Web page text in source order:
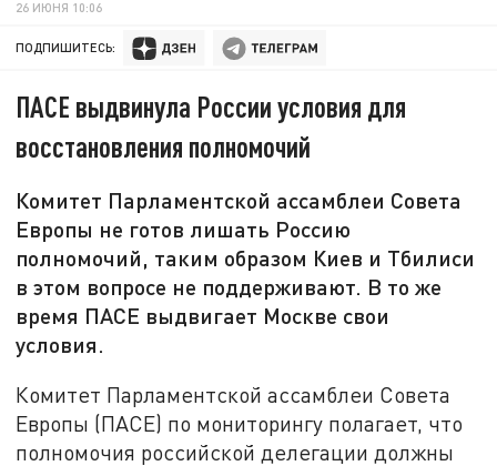
26 ИЮНЯ 10:06
ПОДПИШИТЕСЬ:
ПАСЕ выдвинула России условия для
восстановления полномочий
Комитет Парламентской ассамблеи Совета
Европы не готов лишать Россию
полномочий, таким образом Киев и Тбилиси
в этом вопросе не поддерживают. В то же
время ПАСЕ выдвигает Москве свои
условия.
Комитет Парламентской ассамблеи Совета
Европы (ПАСЕ) по мониторингу полагает, что
полномочия российской делегации должны